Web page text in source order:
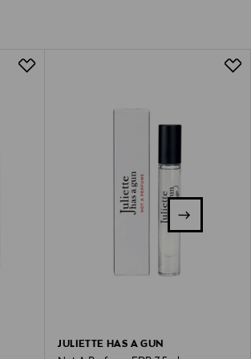
JULIETTE HAS A GUN